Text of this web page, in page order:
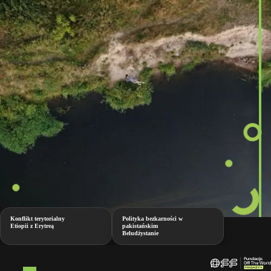
Konflikt terytorialny
Etiopii z Erytreą
Polityka bezkarności w
pakistańskim
Beludżystanie